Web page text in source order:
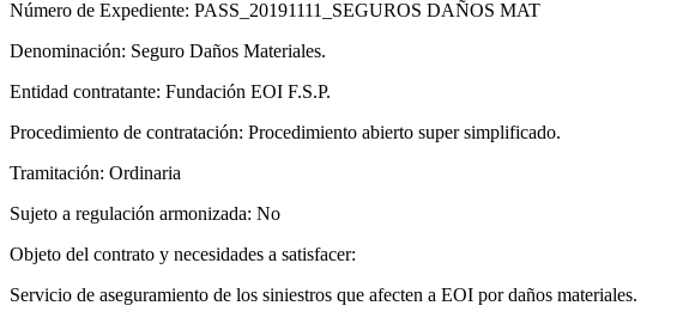
Número de Expediente: PASS_20191111_SEGUROS DAÑOS MAT
Denominación: Seguro Daños Materiales.
Entidad contratante: Fundación EOI F.S.P.
Procedimiento de contratación: Procedimiento abierto super simplificado.
Tramitación: Ordinaria
Sujeto a regulación armonizada: No
Objeto del contrato y necesidades a satisfacer:
Servicio de aseguramiento de los siniestros que afecten a EOI por daños materiales.